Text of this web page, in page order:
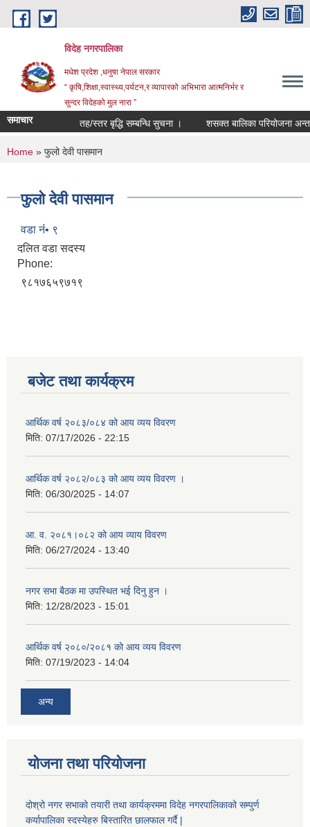
Skip to main content
विदेह नगरपालिका
मधेश प्रदेश ,धनुषा नेपाल सरकार
“ कृषि,शिक्षा,स्वास्थ्य,पर्यटन,र व्यापारको अभिभारा आत्मनिर्भर र
सुन्दर विदेहको मुल नारा ”
समाचार तह/स्तर बृद्धि सम्बन्धि सुचना । शसक्त बालिका परियोजना
You are here
Home » फुलो देवी पासमान
फुलो देवी पासमान
वडा नंं• ९
दलित वडा सदस्य
Phone:
९८१७६५९७१९
बजेट तथा कार्यक्रम
आर्थिक वर्ष २०८३/०८४ को आय व्यय विवरण
मिति: 07/17/2026 - 22:15
आर्थिक वर्ष २०८२/०८३ को आय व्यय विवरण ।
मिति: 06/30/2025 - 14:07
आ. व. २०८१।०८२ को आय व्याय विवरण
मिति: 06/27/2024 - 13:40
नगर सभा बैठक मा उपस्थित भई दिनु हुन ।
मिति: 12/28/2023 - 15:01
आर्थिक वर्ष २०८०/२०८१ को आय व्यय विवरण
मिति: 07/19/2023 - 14:04
अन्य
योजना तथा परियोजना
दोश्रो नगर सभाको तयारी तथा कार्यक्रममा विदेह नगरपालिकाको सम्पुर्ण
कर्यापालिका स्दस्येहरु बिस्तारित छालफाल गर्दै |